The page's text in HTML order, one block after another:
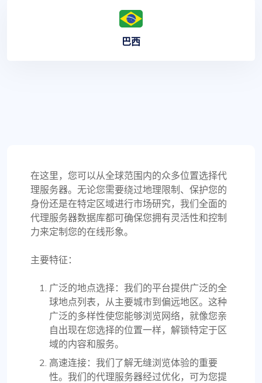
巴西
在这里，您可以从全球范围内的众多位置选择代
理服务器。无论您需要绕过地理限制、保护您的
身份还是在特定区域进行市场研究，我们全面的
代理服务器数据库都可确保您拥有灵活性和控制
力来定制您的在线形象。
主要特征：
广泛的地点选择：我们的平台提供广泛的全
球地点列表，从主要城市到偏远地区。这种
广泛的多样性使您能够浏览网络，就像您亲
自出现在您选择的位置一样，解锁特定于区
域的内容和服务。
高速连接：我们了解无缝浏览体验的重要
性。我们的代理服务器经过优化，可为您提